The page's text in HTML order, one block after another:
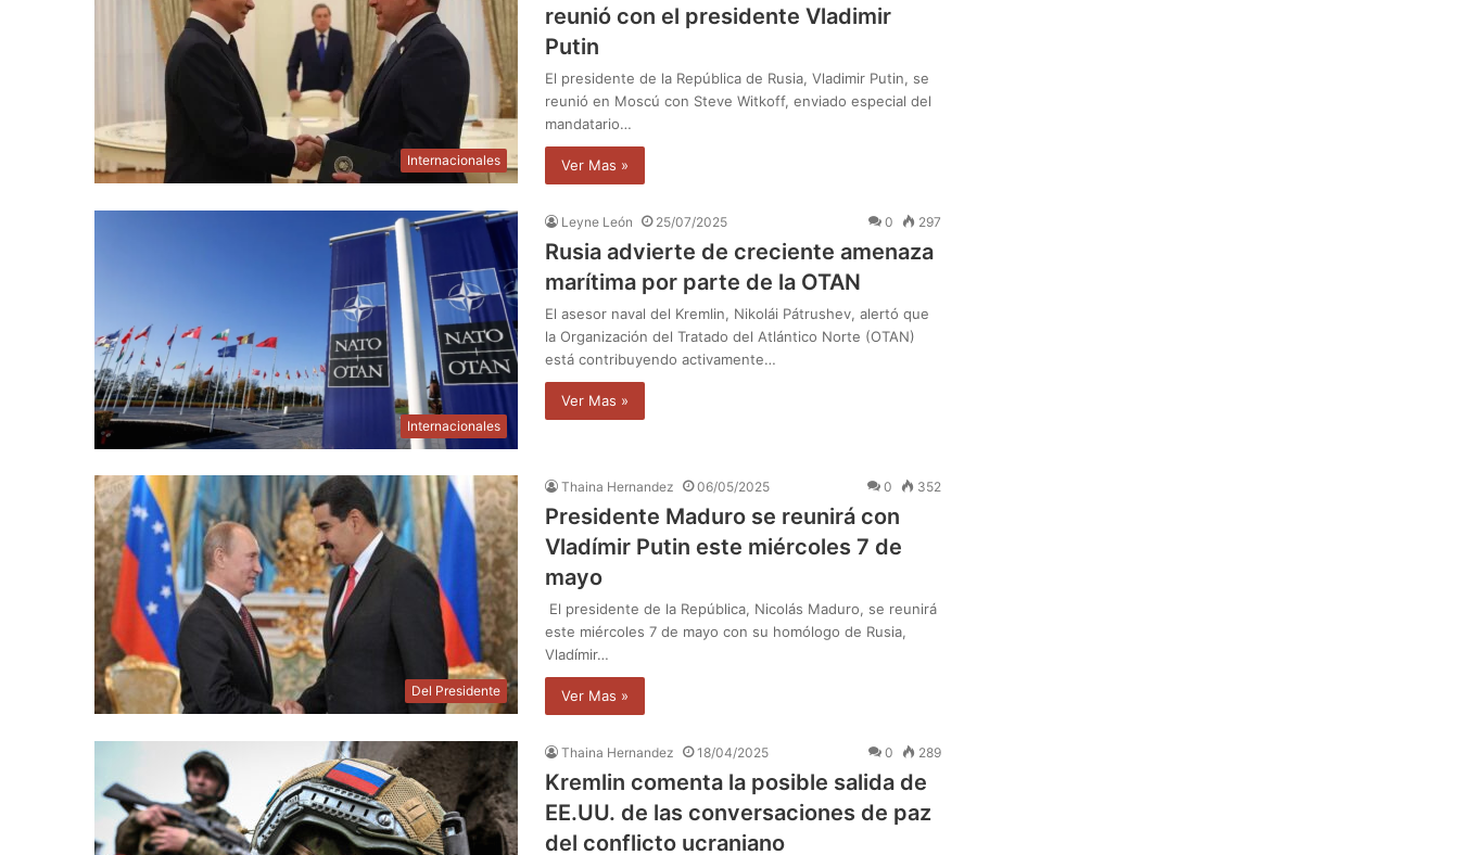
Internacionales
reunió con el presidente Vladimir
Putin
El presidente de la República de Rusia, Vladimir Putin, se
reunió en Moscú con Steve Witkoff, enviado especial del
mandatario…
Ver Mas »
Internacionales
Leyne León 25/07/2025 0 297
Rusia advierte de creciente amenaza
marítima por parte de la OTAN
El asesor naval del Kremlin, Nikolái Pátrushev, alertó que
la Organización del Tratado del Atlántico Norte (OTAN)
está contribuyendo activamente…
Ver Mas »
Del Presidente
Thaina Hernandez 06/05/2025 0 352
Presidente Maduro se reunirá con
Vladímir Putin este miércoles 7 de
mayo
El presidente de la República, Nicolás Maduro, se reunirá
este miércoles 7 de mayo con su homólogo de Rusia,
Vladímir…
Ver Mas »
Thaina Hernandez 18/04/2025 0 289
Kremlin comenta la posible salida de
EE.UU. de las conversaciones de paz
del conflicto ucraniano